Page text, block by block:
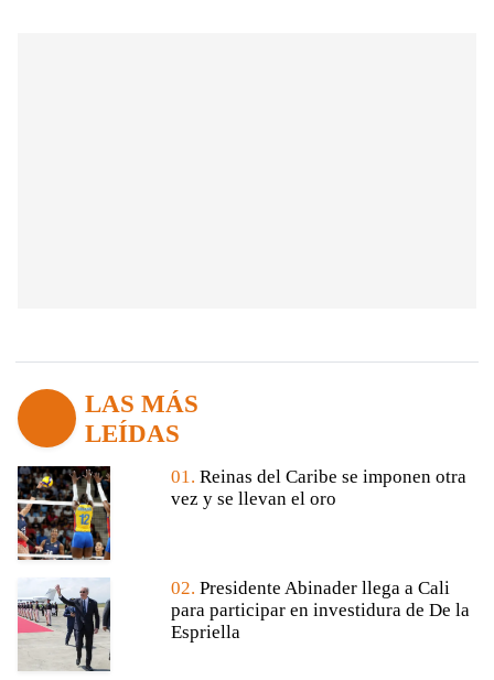
LAS MÁS
LEÍDAS
01. Reinas del Caribe se imponen otra
vez y se llevan el oro
02. Presidente Abinader llega a Cali
para participar en investidura de De la
Espriella